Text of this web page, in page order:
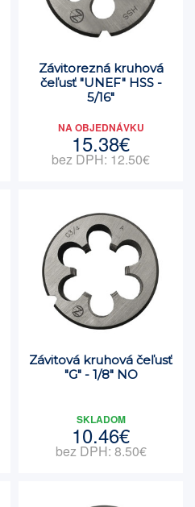
Závitorezná kruhová
čeľusť "UNEF" HSS -
5/16"
NA OBJEDNÁVKU
15.38€
bez DPH: 12.50€
Závitová kruhová čeľusť
"G" - 1/8" NO
SKLADOM
10.46€
bez DPH: 8.50€